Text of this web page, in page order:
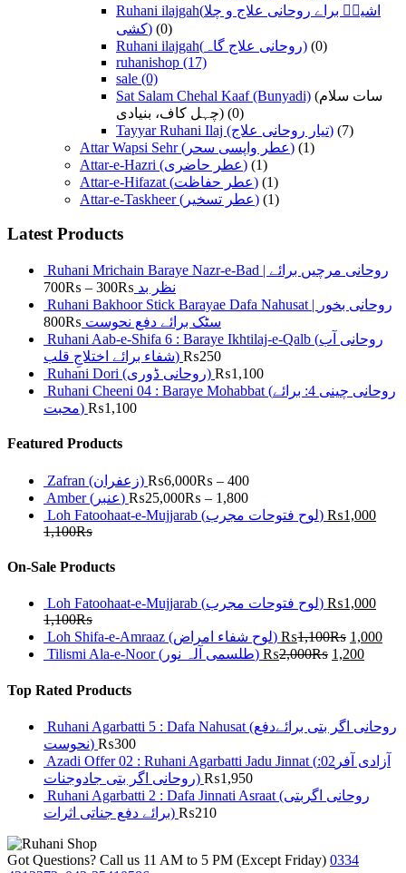
Ruhani ilajgah(اشیاؑ براے روحانی علاج و چلا
کشی)
(0)
Ruhani ilajgah(روحانی علاج گاہ)
(0)
ruhanishop (17)
sale (0)
Sat Salam Chehal Kaaf (Bunyadi) (سات سلام
چہل کاف، بنیادی)
(0)
Tayyar Ruhani Ilaj (تیار روحانی علاج)
(7)
Attar Wapsi Sehr (عطر واپسی سحر)
(1)
Attar-e-Hazri (عطر حاضری)
(1)
Attar-e-Hifazat (عطر حفاظت)
(1)
Attar-e-Taskheer (عطر تسخیر)
(1)
Latest Products
Ruhani Mrichain Baraye Nazr-e-Bad | روحانی مرچیں برائے
نظر بد ₨
300
–
₨
700
Ruhani Bakhoor Stick Barayae Dafa Nahusat | روحانی بخور
سٹک برائے دفع نحوست ₨
800
Ruhani Aab-e-Shifa 6 : Baraye Ikhtilaj-e-Qalb (روحانی آب
شفاء برائے اختلاجِ قلب) ₨250
Ruhani Dori (روحانی ڈوری) ₨1,100
Ruhani Cheeni 04 : Baraye Mohabbat (روحانی چینی 4: برائے
محبت) ₨1,100
Featured Products
Zafran (زعفران) ₨ 400
–
₨
6,000
Amber (عنبر) ₨ 1,800
–
₨
25,000
Loh Fatoohaat-e-Mujjarab (لوح فتوحات مجرب) ₨1,000
₨
1,100
On-Sale Products
Loh Fatoohaat-e-Mujjarab (لوح فتوحات مجرب) ₨1,000
₨
1,100
Loh Shifa-e-Amraaz (لوح شفاء امراض) ₨ 1,000
₨
1,100
Tilismi Ala-e-Noor (طلسمی آلہ نور) ₨ 1,200
₨
2,000
Top Rated Products
Ruhani Agarbatti 5 : Dafa Nahusat (روحانی اگر بتی برائےدفع
نحوست) ₨300
Azadi Offer 02 : Ruhani Agarbatti Jadu Jinnat (آزادی آفر02:
روحانی اگر بتی جادوجنات) ₨1,950
Ruhani Agarbatti 2 : Dafa Jinnati Asraat (روحانی اگربتی
برائے دفع جناتی اثرات) ₨210
Got Questions? Call us 11 AM to 5 PM (Except Friday) 0334